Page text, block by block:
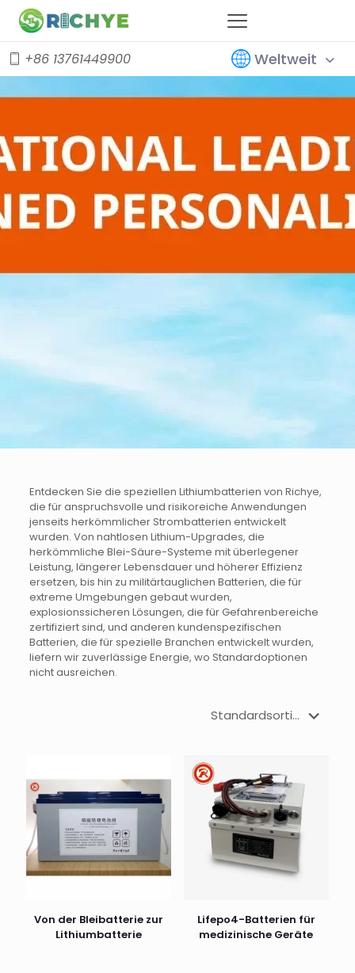
+86 13761449900 Weltweit
Entdecken Sie die speziellen Lithiumbatterien von Richye,
die für anspruchsvolle und risikoreiche Anwendungen
jenseits herkömmlicher Strombatterien entwickelt
wurden. Von nahtlosen Lithium-Upgrades, die
herkömmliche Blei-Säure-Systeme mit überlegener
Leistung, längerer Lebensdauer und höherer Effizienz
ersetzen, bis hin zu militärtauglichen Batterien, die für
extreme Umgebungen gebaut wurden,
explosionssicheren Lösungen, die für Gefahrenbereiche
zertifiziert sind, und anderen kundenspezifischen
Batterien, die für spezielle Branchen entwickelt wurden,
liefern wir zuverlässige Energie, wo Standardoptionen
nicht ausreichen.
Von der Bleibatterie zur
Lithiumbatterie
Lifepo4-Batterien für
medizinische Geräte